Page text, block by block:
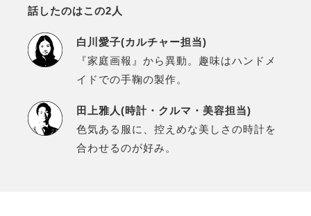
話したのはこの2人
白川愛子(カルチャー担当)
『家庭画報』から異動。趣味はハンドメ
イドでの手鞠の製作。
田上雅人(時計・クルマ・美容担当)
色気ある服に、控えめな美しさの時計を
合わせるのが好み。